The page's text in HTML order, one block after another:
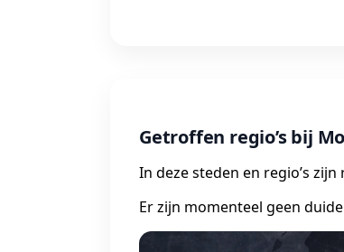
Getroffen regio’s bij
In deze steden en regio’s
Er zijn momenteel geen